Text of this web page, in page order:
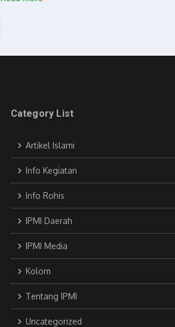
Category List
Artikel Islami
Info Kegiatan
Info Rohis
IPMI Daerah
IPMI Media
Kolom
Tentang IPMI
Uncategorized